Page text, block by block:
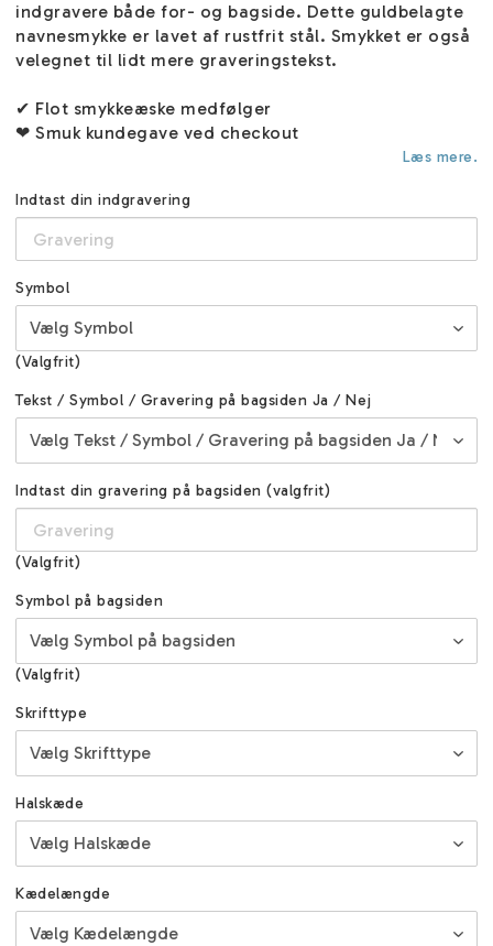
indgravere både for- og bagside. Dette guldbelagte
navnesmykke er lavet af rustfrit stål. Smykket er også
velegnet til lidt mere graveringstekst.
✔ Flot smykkeæske medfølger
❤ Smuk kundegave ved checkout
Læs mere.
Indtast din indgravering
Symbol
(Valgfrit)
Tekst / Symbol / Gravering på bagsiden Ja / Nej
Indtast din gravering på bagsiden (valgfrit)
(Valgfrit)
Symbol på bagsiden
(Valgfrit)
Skrifttype
Halskæde
Kædelængde